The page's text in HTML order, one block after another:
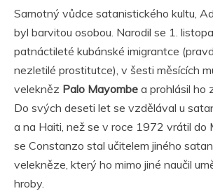
Samotný vůdce satanistického kultu,
byl barvitou osobou. Narodil se 1.
patnáctileté kubánské imigrantce
nezletilé prostitutce), v šesti měsících
velekněz Palo Mayombe a prohlásil ho
Do svých deseti let se vzdělával u
a na Haiti, než se v roce 1972 vrátil do
se Constanzo stal učitelem jiného
velekněze, který ho mimo jiné naučil
hroby.